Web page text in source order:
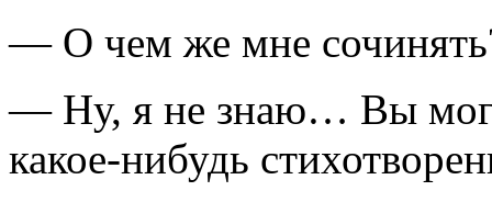
— О чем же мне
— Ну, я не знаю… Вы
какое-нибудь